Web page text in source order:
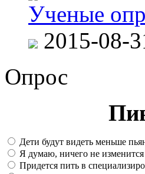
Ученые
2015-08-
Опрос
Дети будут видеть меньше
Я думаю, ничего не изменится
Придется пить в